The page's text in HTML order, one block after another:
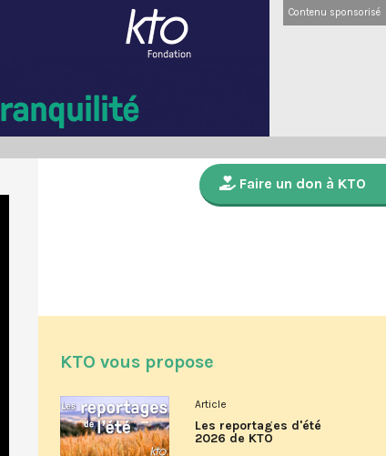
Contenu sponsorisé
Faire un don à KTO
KTO vous propose
Article
Les reportages d'été
2026 de KTO